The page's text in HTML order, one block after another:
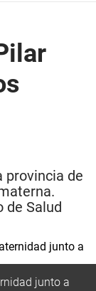
provincia de
de Salud
junto a